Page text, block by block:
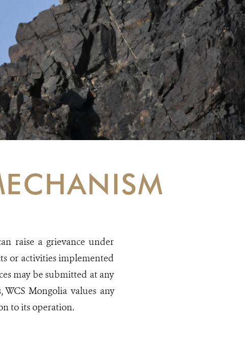
raise a grievance under
or activities implemented
may be submitted at any
Mongolia values any
to its operation.